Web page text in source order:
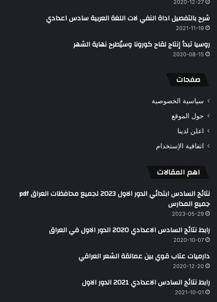
2020-12-27
شرح بالتفصيل اداة النفي لات اللغة العربية سادس اعدادي
2021-11-19
روسيا تبدأ إنتاج لقاح كورونا وسيُطرح نهاية الشهر
2020-08-15
صفحات
سياسية الخصوصية
حول الموقع
اعلن لدينا
اتفاقية الإستخدام
اهم المقالات
نتائج السادس ابتدائي الدور الاول 2023 لجميع محافظات العراق pdf
جميع المدارس
2023-05-29
رابط نتائج السادس الاعدادي 2020 الدور الاول في العراق
2020-10-07
دارميات عتاب قوي بين عمالقة الشعر العراقي
2020-12-20
رابط نتائج السادس الاعدادي 2021 الدور الاول
2021-10-01